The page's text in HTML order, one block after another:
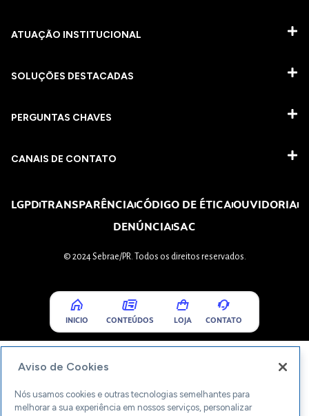
ATUAÇÃO INSTITUCIONAL
SOLUÇÕES DESTACADAS
PERGUNTAS CHAVES​
CANAIS DE CONTATO
LGPDTRANSPARÊNCIACÓDIGO DE ÉTICAOUVIDORIA
DENÚNCIASAC
© 2024 Sebrae/PR. Todos os direitos reservados.
INICIO CONTEÚDOS LOJA CONTATO
Aviso de Cookies
Nós usamos cookies e outras tecnologias semelhantes para
melhorar a sua experiência em nossos serviços, personalizar